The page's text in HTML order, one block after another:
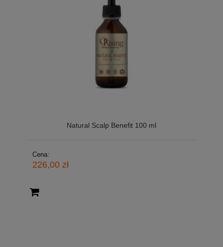
Natural Scalp Benefit 100 ml
Cena:
226,00 zł